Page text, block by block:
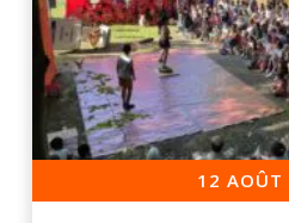
12 AOÛT